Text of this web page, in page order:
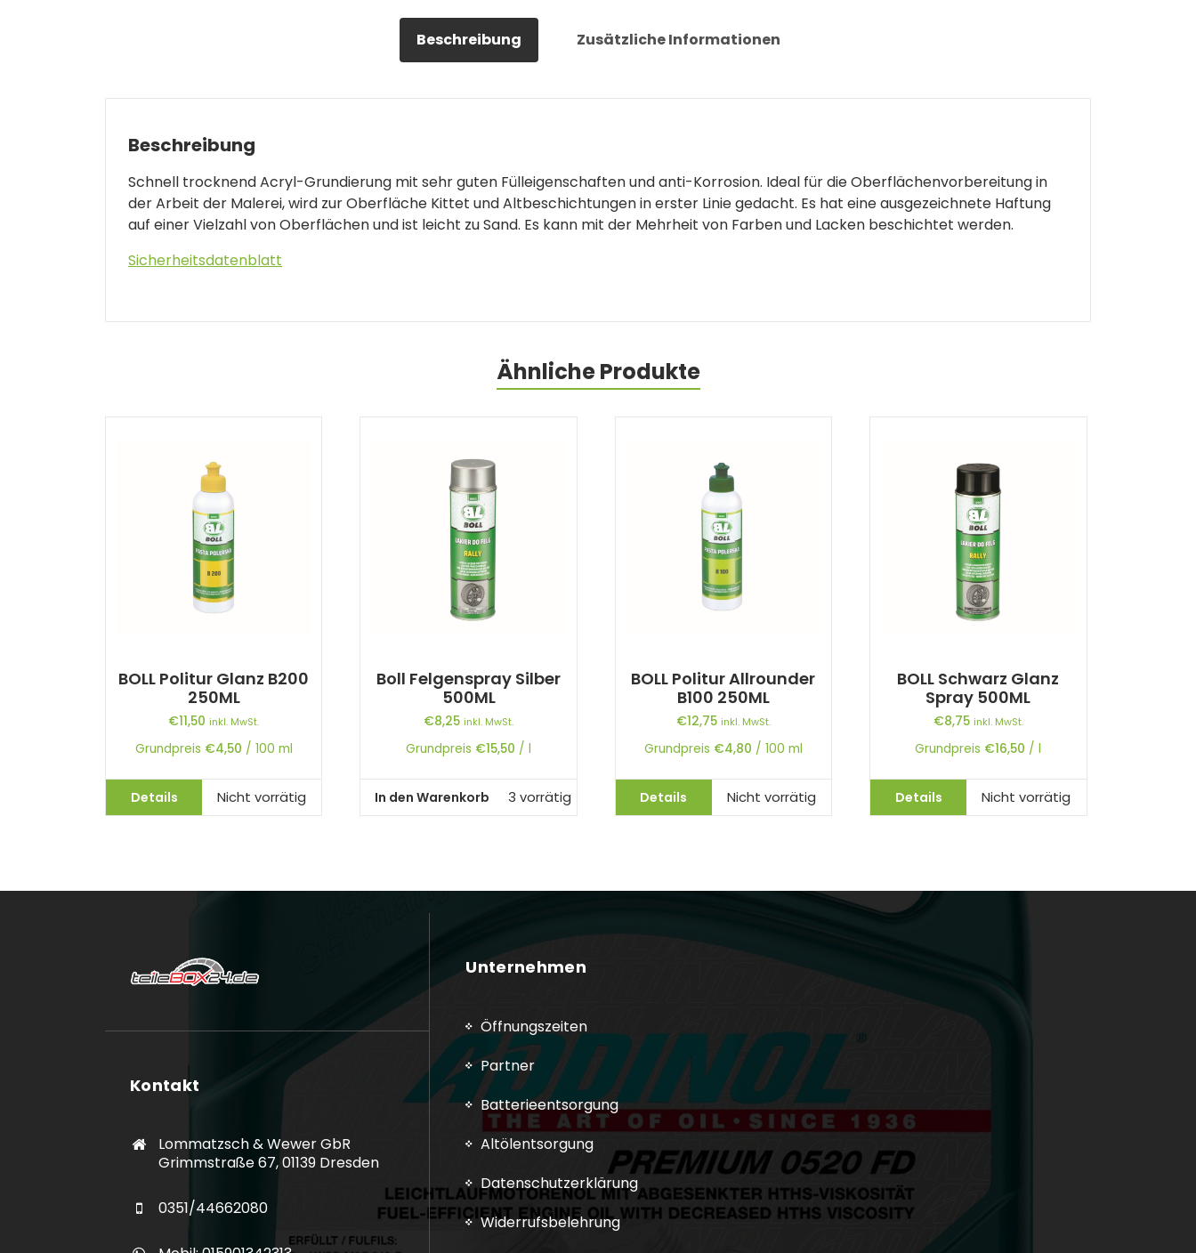
Beschreibung Zusätzliche Informationen
Beschreibung
Schnell trocknend Acryl-Grundierung mit sehr guten Fülleigenschaften und anti-Korrosion. Ideal für die Oberflächenvorbereitung in
der Arbeit der Malerei, wird zur Oberfläche Kittet und Altbeschichtungen in erster Linie gedacht. Es hat eine ausgezeichnete Haftung
auf einer Vielzahl von Oberflächen und ist leicht zu Sand. Es kann mit der Mehrheit von Farben und Lacken beschichtet werden.
Sicherheitsdatenblatt
Ähnliche Produkte
BOLL Politur Glanz B200
250ML
€11,50 inkl. MwSt.
Grundpreis €4,50 / 100 ml
Details Nicht vorrätig
Boll Felgenspray Silber
500ML
€8,25 inkl. MwSt.
Grundpreis €15,50 /l
In den Warenkorb 3 vorrätig
BOLL Politur Allrounder
B100 250ML
€12,75 inkl. MwSt.
Grundpreis €4,80 / 100 ml
Details Nicht vorrätig
BOLL Schwarz Glanz
Spray 500ML
€8,75 inkl. MwSt.
Grundpreis €16,50 /l
Details Nicht vorrätig
Kontakt
Lommatzsch & Wewer GbR
Grimmstraße 67, 01139 Dresden
0351/44662080
Unternehmen
Öffnungszeiten
Partner
Batterieentsorgung
Altölentsorgung
Datenschutzerklärung
Widerrufsbelehrung